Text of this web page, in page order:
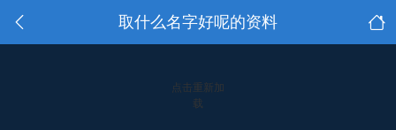
取什么名字好呢的资料
点击重新加
载